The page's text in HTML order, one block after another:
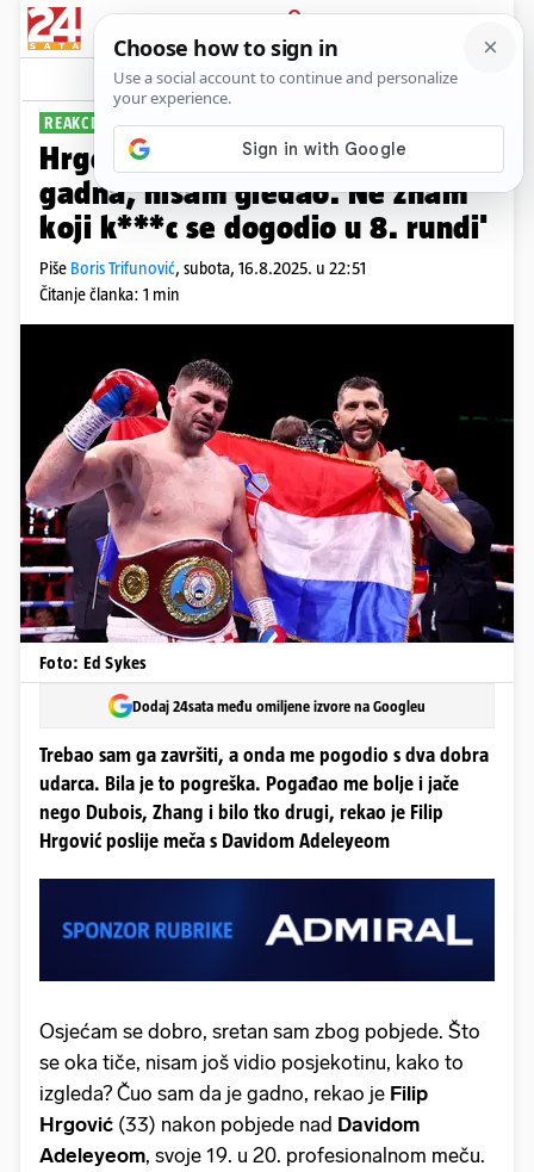
PRIJAVA
Sport Komentari
REAKCIJE IZ RIJADA
Hrgović: 'Kažu da je posjekotina
gadna, nisam gledao. Ne znam
koji k***c se dogodio u 8. rundi'
Piše Boris Trifunović, subota, 16.8.2025. u 22:51
Čitanje članka: 1 min
Foto: Ed Sykes
Dodaj 24sata među omiljene izvore na Googleu
Trebao sam ga završiti, a onda me pogodio s dva dobra
udarca. Bila je to pogreška. Pogađao me bolje i jače
nego Dubois, Zhang i bilo tko drugi, rekao je Filip
Hrgović poslije meča s Davidom Adeleyeom
Osjećam se dobro, sretan sam zbog pobjede. Što
se oka tiče, nisam još vidio posjekotinu, kako to
izgleda? Čuo sam da je gadno, rekao je Filip
Hrgović (33) nakon pobjede nad Davidom
Adeleyeom, svoje 19. u 20. profesionalnom meču.